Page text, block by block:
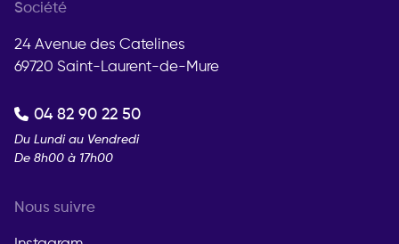
Société
24 Avenue des Catelines
69720 Saint-Laurent-de-Mure
04 82 90 22 50
Du Lundi au Vendredi
De 8h00 à 17h00
Nous suivre